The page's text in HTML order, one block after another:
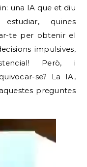
una IA que et diu
quines
te per obtenir el
impulsives,
Però, i
se? La IA,
preguntes